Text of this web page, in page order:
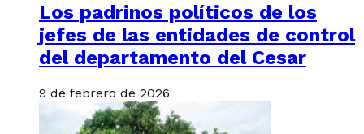
Los padrinos políticos de los
jefes de las entidades de control
del departamento del Cesar
9 de febrero de 2026